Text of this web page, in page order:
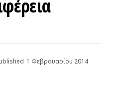
1 Φεβρουαρίου 2014